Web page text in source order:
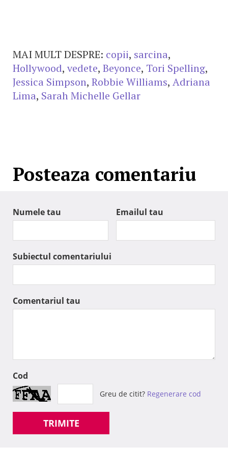
MAI MULT DESPRE: copii, sarcina,
Hollywood, vedete, Beyonce, Tori Spelling,
Jessica Simpson, Robbie Williams, Adriana
Lima, Sarah Michelle Gellar
Posteaza comentariu
Numele tau Emailul tau
Subiectul comentariului
Comentariul tau
Cod
Greu de citit? Regenerare cod
TRIMITE